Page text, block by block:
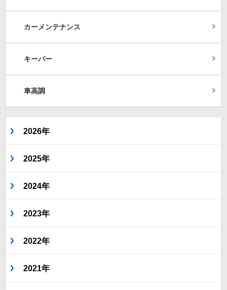
カーメンテナンス
キーパー
車高調
2026年
2025年
2024年
2023年
2022年
2021年